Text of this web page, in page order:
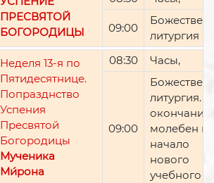
ПРЕСВЯТОЙ
БОГОРОДИЦЫ
09:00
литургия
Неделя 13-я по
Пятидесятнице.
Попразднство
Успения
Пресвятой
Богородицы
Мученика
Ми́рона
08:30 Часы,
09:00
литургия.
окончании
молебен
начало
нового
учебного